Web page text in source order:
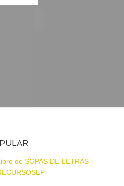
de SOPAS DE LETRAS -